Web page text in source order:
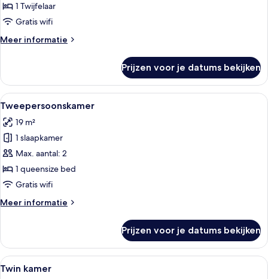
1 Twijfelaar
Gratis wifi
Meer informatie
Meer
Prijzen voor je datums bekijken
Alle
foto's
voor
Tweepersoonskamer
laden
Een hotelkamer met een groot bed,
4
Tweepersoonskamer
19 m²
1 slaapkamer
Max. aantal: 2
1 queensize bed
Gratis wifi
Meer informatie
Meer
Prijzen voor je datums bekijken
Alle
foto's
Een hotelkamer met twee bedden,
5
Twin kamer